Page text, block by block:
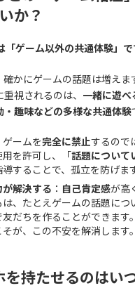
か？
「ゲーム以外の共通体験」で
確かにゲームの話題は増えま
視されるのは、 一緒に遊べ
・趣味などの多様な共通体験
ゲームを完全に禁止するので
用を許可し、「話題について
することで、孤立を防げます
解決する ： 自己肯定感が高
、たとえゲームの話題につ
友だちを作ることができます
そが、この不安を解消します。
を持たせるのはい